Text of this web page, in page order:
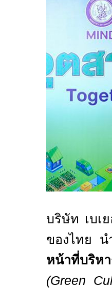
บริษัท เบเ
ของไทย น
หน้าที่บริห
(Green